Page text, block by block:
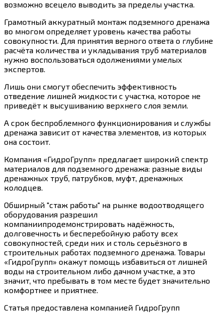
возможно всецело выводить за пределы участка.
Грамотный аккуратный монтаж подземного дренажа
во многом определяет уровень качества работы
совокупности. Для принятия верного ответа о глубине
расчёта количества и укладывания труб материалов
нужно воспользоваться одолжениями умелых
экспертов.
Лишь они смогут обеспечить эффективность
отведение лишней жидкости с участка, которое не
приведёт к высушиванию верхнего слоя земли.
А срок беспроблемного функционирования и службы
дренажа зависит от качества элементов, из которых
она состоит.
Компания «ГидроГрупп» предлагает широкий спектр
материалов для подземного дренажа: разные виды
дренажных труб, патрубков, муфт, дренажных
колодцев.
Обширный "стаж работы" на рынке водоотводящего
оборудования разрешил
компаниипродемонстрировать надёжность,
долговечность и бесперебойную работу всех
совокупностей, среди них и столь серьёзного в
строительных работах подземного дренажа. Товары
«ГидроГрупп» окажут помощь избавиться от лишней
воды на строительном либо дачном участке, а это
значит, что пребывать в том месте будет значительно
комфортнее и приятнее.
Статья предоставлена компанией ГидроГрупп